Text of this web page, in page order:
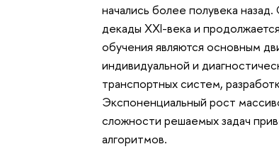
начались более полувека
декады XXI-века и
обучения являются основным
индивидуальной и
транспортных систем,
Экспоненциальный рост
сложности решаемых задач
алгоритмов.